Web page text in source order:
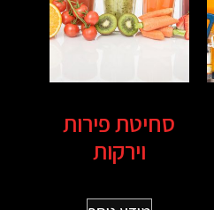
סחיטת פירות
וירקות